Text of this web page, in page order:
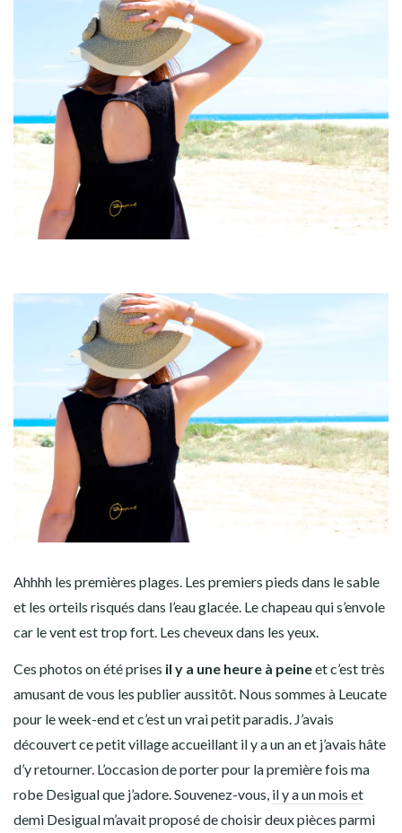
Ahhhh les premières plages. Les premiers pieds dans le sable
et les orteils risqués dans l’eau glacée. Le chapeau qui s’envole
car le vent est trop fort. Les cheveux dans les yeux.
Ces photos on été prises il y a une heure à peineet c’est très
amusant de vous les publier aussitôt. Nous sommes à Leucate
pour le week-end et c’est un vrai petit paradis. J’avais
découvert ce petit village accueillant il y a un an et j’avais hâte
d’y retourner. L’occasion de porter pour la première fois ma
robe Desigual que j’adore. Souvenez-vous, il y a un mois et
demi Desigual m’avait proposé de choisir deux pièces parmi